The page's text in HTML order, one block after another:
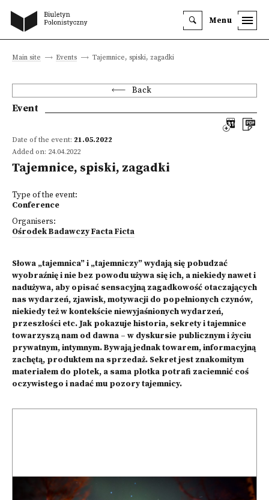
Menu
Main site Events Tajemnice, spiski, zagadki
Back
Event
Date of the event: 21.05.2022
Added on: 24.04.2022
Tajemnice, spiski, zagadki
Type of the event:
Conference
Organisers:
Ośrodek Badawczy Facta Ficta
Słowa „tajemnica” i „tajemniczy” wydają się pobudzać
wyobraźnię i nie bez powodu używa się ich, a niekiedy nawet i
nadużywa, aby opisać sensacyjną zagadkowość otaczających
nas wydarzeń, zjawisk, motywacji do popełnionych czynów,
niekiedy też w kontekście niewyjaśnionych wydarzeń,
przeszłości etc. Jak pokazuje historia, sekrety i tajemnice
towarzyszą nam od dawna – w dyskursie publicznym i życiu
prywatnym, intymnym. Bywają jednak towarem, informacyjną
zachętą, produktem na sprzedaż. Sekret jest znakomitym
materiałem do plotek, a sama plotka potrafi zaciemnić coś
oczywistego i nadać mu pozory tajemnicy.